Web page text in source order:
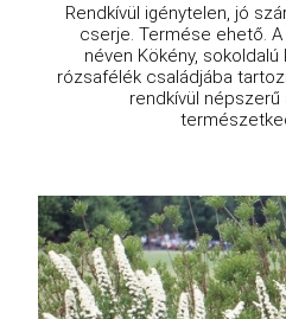
Rendkívül igénytelen, jó
cserje. Termése ehető.
néven Kökény, sokoldalú
rózsafélék családjába
rendkívül